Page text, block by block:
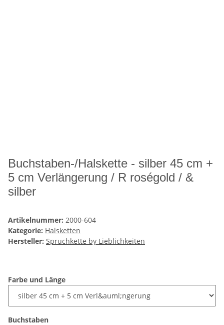
Buchstaben-/Halskette - silber 45 cm +
5 cm Verlängerung / R roségold / &
silber
Artikelnummer: 2000-604
Kategorie: Halsketten
Hersteller: Spruchkette by Lieblichkeiten
Farbe und Länge
Buchstaben